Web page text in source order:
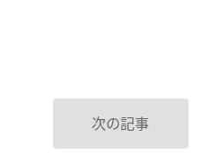
次の記事